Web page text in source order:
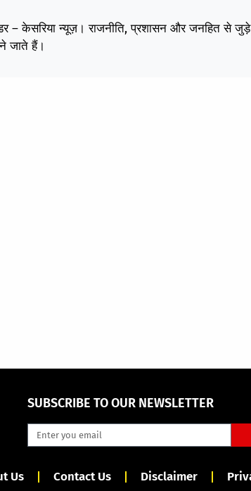
– केसरिया न्यूज़। राजनीति, प्रशासन और जनहित से जुड़े
जाते हैं।
SUBSCRIBE TO OUR NEWSLETTER
Us Contact Us Disclaimer